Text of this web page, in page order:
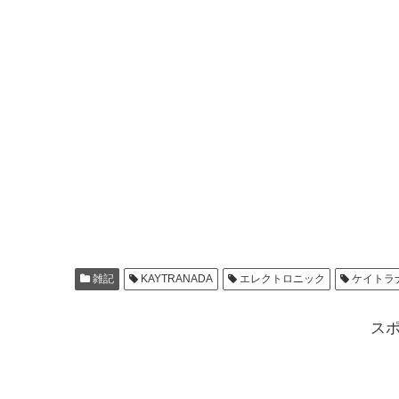
雑記 KAYTRANADA エレクトロニック ケイトラ
ス